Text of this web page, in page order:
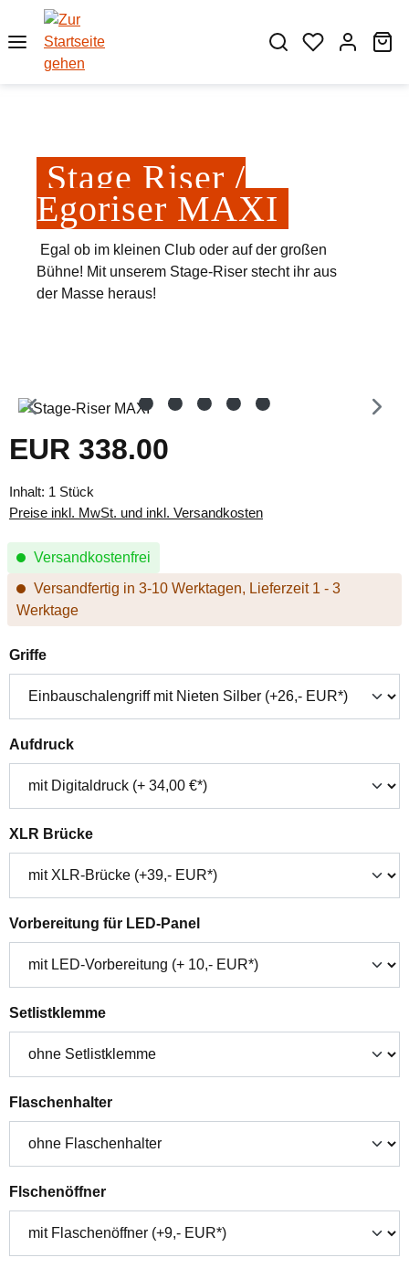
Zum Hauptinhalt springen
Stage Riser /
Egoriser MAXI
Egal ob im kleinen Club oder auf der großen
Bühne! Mit unserem Stage-Riser stecht ihr aus
der Masse heraus!
Bildergalerie überspringen
Regulärer Preis:
EUR 338.00
Inhalt: 1 Stück
Preise inkl. MwSt. und inkl. Versandkosten
Versandkostenfrei
Versandfertig in 3-10 Werktagen, Lieferzeit 1 - 3
Werktage
Griffeauswählen
Aufdruckauswählen
XLR Brückeauswählen
Vorbereitung für LED-Panelauswählen
Setlistklemmeauswählen
Flaschenhalterauswählen
Flschenöffnerauswählen